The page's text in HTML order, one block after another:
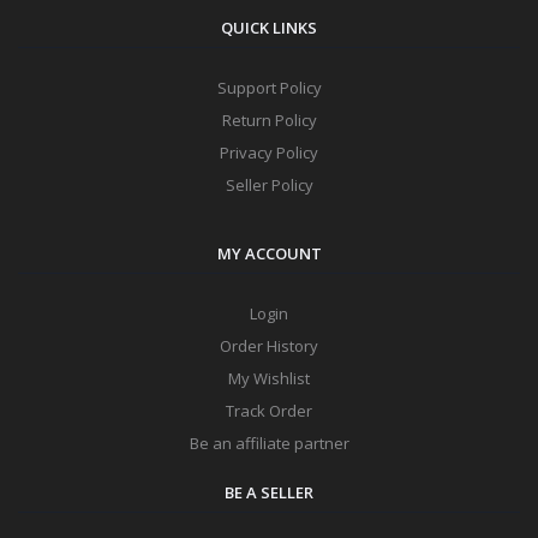
QUICK LINKS
Support Policy
Return Policy
Privacy Policy
Seller Policy
MY ACCOUNT
Login
Order History
My Wishlist
Track Order
Be an affiliate partner
BE A SELLER